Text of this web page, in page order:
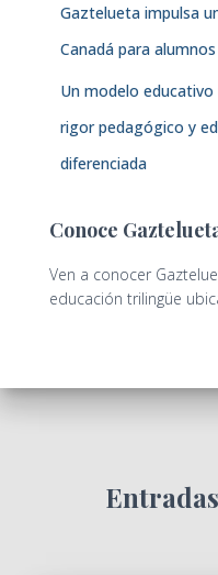
Gaztelueta impulsa
Canadá para
Un modelo
rigor pedagógico y
diferenciada
Conoce
Ven a conocer
educación trilingüe